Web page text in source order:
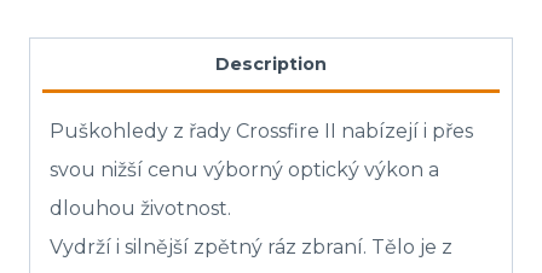
Description
Puškohledy z řady Crossfire II nabízejí i přes
svou nižší cenu výborný optický výkon a
dlouhou životnost.
Vydrží i silnější zpětný ráz zbraní. Tělo je z